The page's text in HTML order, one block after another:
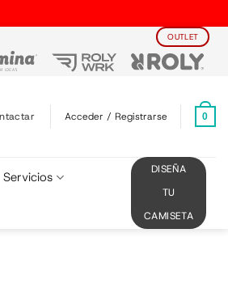
OUTLET
Acceder / Registrarse 0
Servicios
DISEÑA
TU
CAMISETA